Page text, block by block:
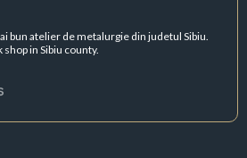
bun atelier de metalurgie din judetul Sibiu.
in Sibiu county.